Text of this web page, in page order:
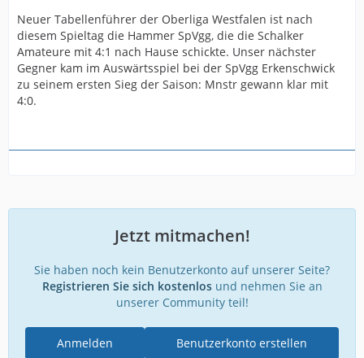
Neuer Tabellenführer der Oberliga Westfalen ist nach
diesem Spieltag die Hammer SpVgg, die die Schalker
Amateure mit 4:1 nach Hause schickte. Unser nächster
Gegner kam im Auswärtsspiel bei der SpVgg Erkenschwick
zu seinem ersten Sieg der Saison: Mnstr gewann klar mit
4:0.
Jetzt mitmachen!
Sie haben noch kein Benutzerkonto auf unserer Seite?
Registrieren Sie sich kostenlosund nehmen Sie an
unserer Community teil!
Benutzerkonto erstellen
Anmelden